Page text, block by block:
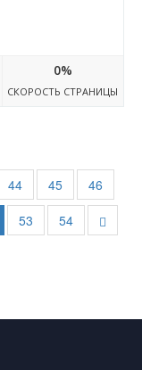
0%
СКОРОСТЬ СТРАНИЦЫ
44 45
46
53 54